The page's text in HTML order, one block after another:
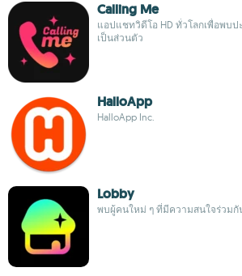
Calling Me
แอปแชทวิดีโอ HD ทั่วโลกเพื่อพบ
เป็นส่วนตัว
HalloApp
HalloApp Inc.
Lobby
พบผู้คนใหม่ ๆ ที่มีความสนใจร่วมกั